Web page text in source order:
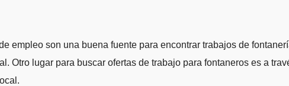
empleo son una buena fuente para encontrar trabajos de
Otro lugar para buscar ofertas de trabajo para fontaneros es a